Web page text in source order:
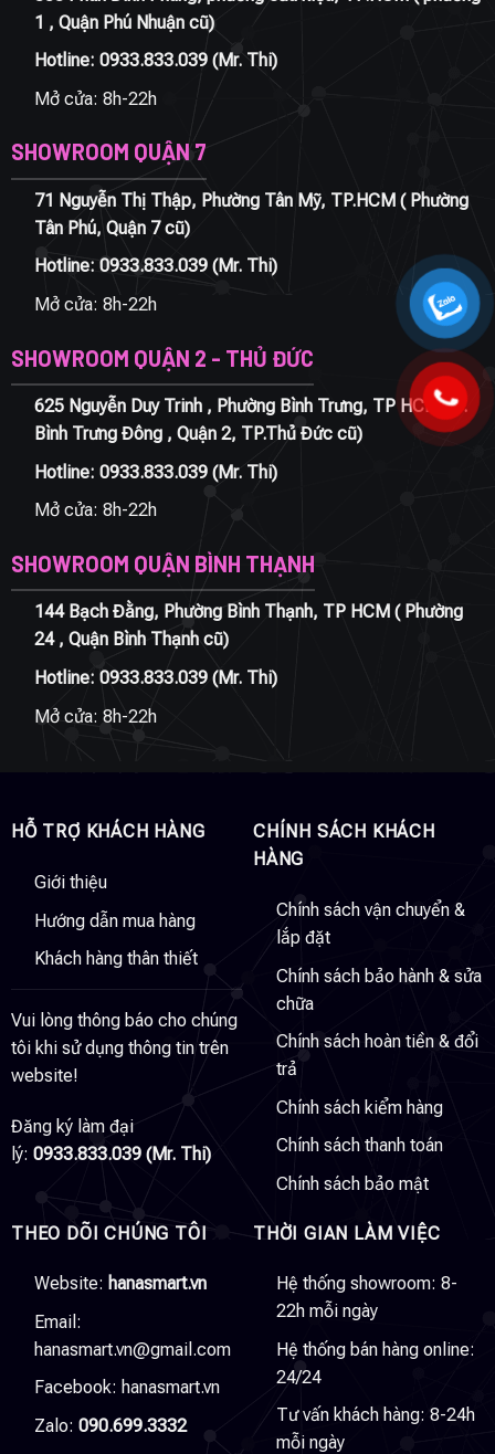
1 , Quận Phú Nhuận cũ)
Hotline: 0933.833.039(Mr. Thi)
Mở cửa: 8h-22h
SHOWROOM QUẬN 7
71 Nguyễn Thị Thập, Phường Tân Mỹ, TP.HCM ( Phường
Tân Phú, Quận 7 cũ)
Hotline: 0933.833.039(Mr. Thi)
Mở cửa: 8h-22h
SHOWROOM QUẬN 2 - THỦ ĐỨC
625 Nguyễn Duy Trinh , Phường Bình Trưng, TP HCM ( P.
Bình Trưng Đông , Quận 2, TP.Thủ Đức cũ)
Hotline: 0933.833.039(Mr. Thi)
Mở cửa: 8h-22h
SHOWROOM QUẬN BÌNH THẠNH
144 Bạch Đằng, Phường Bình Thạnh, TP HCM ( Phường
24 , Quận Bình Thạnh cũ)
Hotline: 0933.833.039(Mr. Thi)
Mở cửa: 8h-22h
HỖ TRỢ KHÁCH HÀNG
Giới thiệu
Hướng dẫn mua hàng
Khách hàng thân thiết
Vui lòng thông báo cho chúng
tôi khi sử dụng thông tin trên
website!
Đăng ký làm đại
lý: 0933.833.039 (Mr. Thi)
CHÍNH SÁCH KHÁCH
HÀNG
Chính sách vận chuyển &
lắp đặt
Chính sách bảo hành & sửa
chữa
Chính sách hoàn tiền & đổi
trả
Chính sách kiểm hàng
Chính sách thanh toán
Chính sách bảo mật
THEO DÕI CHÚNG TÔI
Website: hanasmart.vn
Email:
hanasmart.vn@gmail.com
Facebook: hanasmart.vn
Zalo: 090.699.3332
THỜI GIAN LÀM VIỆC
Hệ thống showroom: 8-
22h mỗi ngày
Hệ thống bán hàng online:
24/24
Tư vấn khách hàng: 8-24h
mỗi ngày